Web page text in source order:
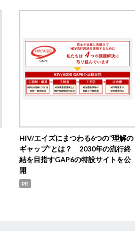
HIV/エイズにまつわる6つの“理解の
ギャップ”とは？ 2030年の流行終
結を目指すGAP6の特設サイトを公
開
PR